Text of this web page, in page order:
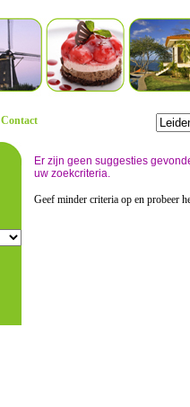
Contact
Er zijn geen suggesties
uw zoekcriteria.
Geef minder criteria op en probeer